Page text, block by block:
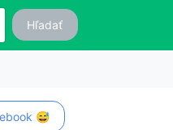
Hľadať
😅